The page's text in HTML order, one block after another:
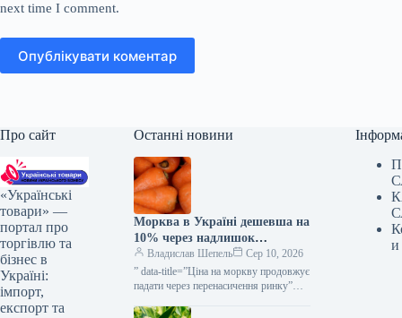
next time I comment.
Опублікувати коментар
Про сайт
«Українські
товари» —
портал про
торгівлю та
бізнес в
Україні:
імпорт,
експорт та
Останні новини
Морква в Україні дешевша на
10% через надлишок
постачання — КУРКУЛЬ
Владислав Шепель
Сер 10, 2026
” data-title=”Ціна на моркву продовжує
падати через перенасичення ринку”
url=”https://kurkul.com/news/41876-
и